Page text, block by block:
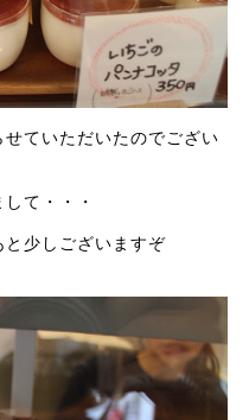
ていただいたのでござい
て・・・
少しございますぞ